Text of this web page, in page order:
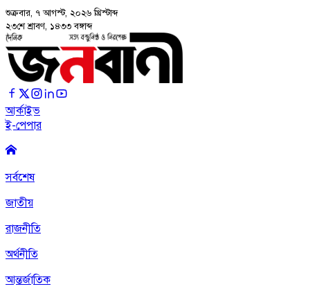
শুক্রবার, ৭ আগস্ট, ২০২৬ খ্রিস্টাব্দ
২৩শে শ্রাবণ, ১৪৩৩ বঙ্গাব্দ
আর্কাইভ
ই-পেপার
সর্বশেষ
জাতীয়
রাজনীতি
অর্থনীতি
আন্তর্জাতিক